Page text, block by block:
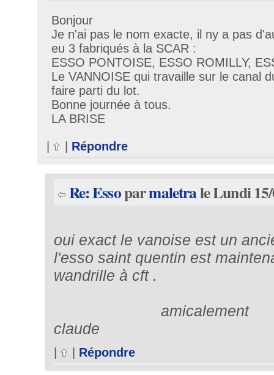
Bonjour
Je n'ai pas le nom exacte, il ny a pas
eu 3 fabriqués à la SCAR :
ESSO PONTOISE, ESSO ROMILLY,
Le VANNOISE qui travaille sur le canal
faire parti du lot.
Bonne journée à tous.
LA BRISE
Répondre
Re: Essoparmaletrale Lundi
oui exact le vanoise est un
l'esso saint quentin est
wandrille à cft .
claude
| Répondre